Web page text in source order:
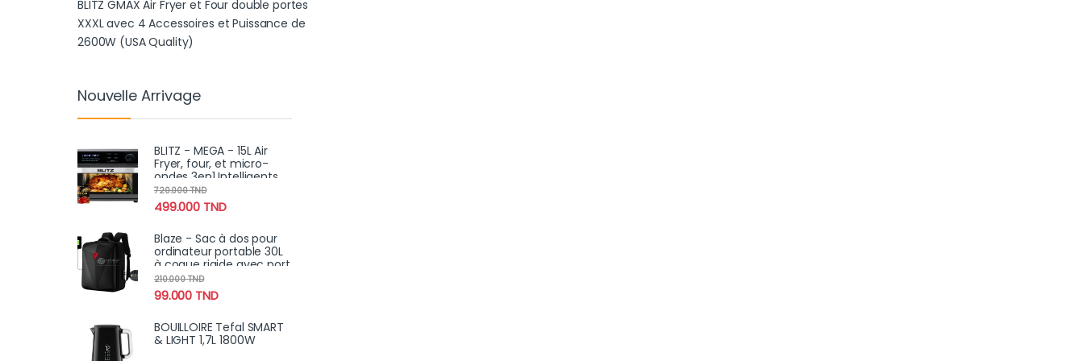
BLITZ GMAX Air Fryer et Four double portes
XXXL avec 4 Accessoires et Puissance de
2600W (USA Quality)
Nouvelle Arrivage
BLITZ - MEGA - 15L Air
Fryer, four, et micro-
ondes 3en1 Intelligents
Turbo MAXX 4
Accessoires 2600W
499.000 TND
720.000TND
Blaze - Sac à dos pour
ordinateur portable 30L
à coque rigide avec port
USB pour, l'école,voyage
antivol
99.000 TND
210.000TND
BOUILLOIRE Tefal SMART
& LIGHT 1,7L 1800W